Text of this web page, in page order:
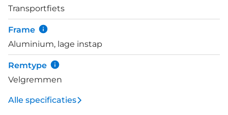
de Shimano Nexus 7-speed versnellingsnaaf heb je
voldoende optie voor afwisselende terreinen. En de
naafversnellingen zijn ook nog eens
onderhoudsarm, dus goed voor vele plezierige
kilometers.
Transportfiets
Frame
Aluminium, lage instap
Remtype
Velgremmen
Alle specificaties